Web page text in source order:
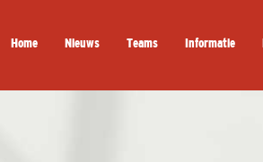
Home Nieuws Teams Informatie